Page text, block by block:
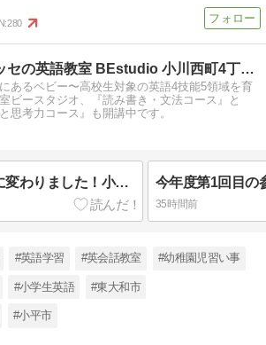
280
ベネッセの英語教室 BEstudio 小川西町4丁目教室
あるベビー〜高校生対象の英語4技能5領域を育
ビースタジオ、『読み書き・文法コース』と
と思考力コース』も開講中です。
小川駅西口が一気に変わりました！小川パレットは2026年11月1日オープン予定
35時間前
#英語学習 #英会話教室 #幼稚園児習い事
#小学生英語 #東大和市
#小平市